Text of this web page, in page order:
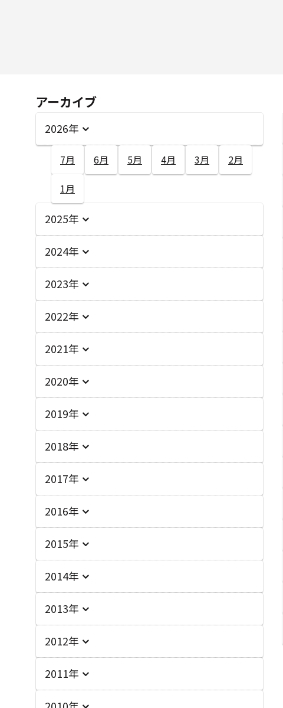
アーカイブ
2026年
7月 6月 5月 4月 3月 2月
1月
2025年
2024年
2023年
2022年
2021年
2020年
2019年
2018年
2017年
2016年
2015年
2014年
2013年
2012年
2011年